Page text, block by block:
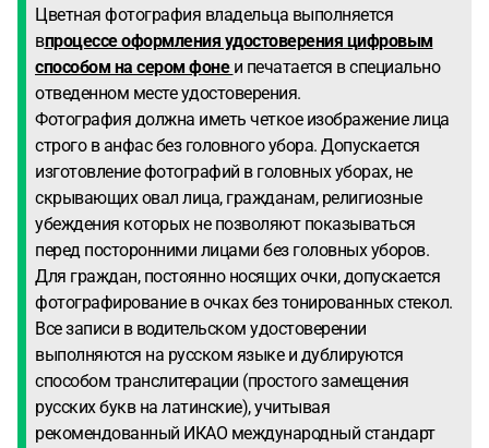
Цветная фотография владельца выполняется
впроцессе оформления удостоверения цифровым
способом на сером фоне и печатается в специально
отведенном месте удостоверения.
Фотография должна иметь четкое изображение лица
строго в анфас без головного убора. Допускается
изготовление фотографий в головных уборах, не
скрывающих овал лица, гражданам, религиозные
убеждения которых не позволяют показываться
перед посторонними лицами без головных уборов.
Для граждан, постоянно носящих очки, допускается
фотографирование в очках без тонированных стекол.
Все записи в водительском удостоверении
выполняются на русском языке и дублируются
способом транслитерации (простого замещения
русских букв на латинские), учитывая
рекомендованный ИКАО международный стандарт